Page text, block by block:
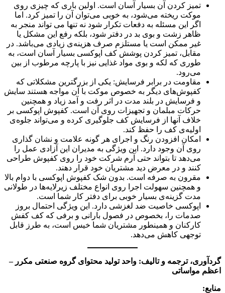
تمیز کردن آن بسیار آسان است. اولین باری که چیزی روی
موکت ریخته می‌شود، به خوبی می‌توان آن را تمیز کرد. اما
اگر این مسئله به دفعات تکرار شود نه تنها می تواند منجر به
ظاهر زشت و بوی بد در دفتر شود، بلکه رفع این مشکل یا
غیر ممکن است یا مستلزم صرف هزینه‌ی زیادی می‌باشد. در
مقابل، تمیز کردن پوشش کف اپوکسی بسیار آسان است، به
طوری که لکه و بوی مواد غذایی نیز با پارچه مرطوب از بین
می‌رود.
مقاومت در برابر فرسایش: یکی از بزرگترین مشکلاتی که
کفپوش‌های دیگر به خصوص موکت با آن مواجه هستند سایش
و فرسایش در بلند مدت در اثر رفت و آمد زیاد و همچنین
حرکات مبلمان و تجهیزات روی آن است. کفپوش اپوکسی بر
خلاف آنها از فرسایش کف جلوگیری کرده و می‌تواند جلوه‌ی
اولیه‌ی کف را حفظ کند.
امکان افزودن رنگ و اجرای هر گونه علامت و نشان گذاری
روی آن وجود دارد. این ویژگی به مدیران این آزادی عمل را
می‌دهد تا بتواند حتی آرم شرکت خود را روی کفپوش طراحی
کنند و در معرض دید مشتریان خود قرار دهند.
مقرون به صرفه است. بدون شک کفپوش اپوکسی با دوام بالا
و همچنین سهولت اجرا روی انواع مختلف زیرلایه‌ها در طولانی
مدت گزینه‌ی بسیار خوبی برای دفتر کار شما است.
اپوکسی خاصیت ضد لغزشی دارد. این ویژگی احتمال بروز
صدمات را، بخصوص در فصول بارانی و برفی که کف کفش
کارکنان و همینطور مشتریان شما خیس است، به طرز قابل
توجهی کاهش می‌دهد.
گردآوری، ترجمه و تالیف: واحد تولید محتوای گروه صنعتی مکرر –
اعظم مواساتی
منابع: